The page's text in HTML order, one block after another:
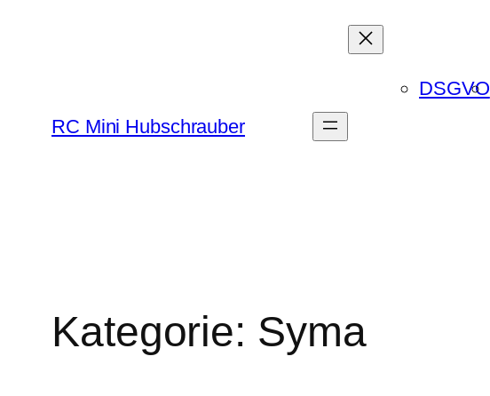
RC Mini Hubschrauber
DSGVO
Kategorie: Syma